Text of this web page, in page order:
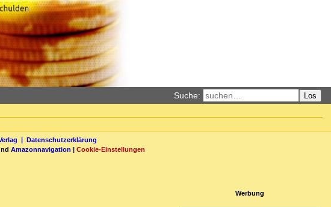
Suche: Los
| Datenschutzerklärung
Amazonnavigation | Cookie-Einstellungen
Werbung